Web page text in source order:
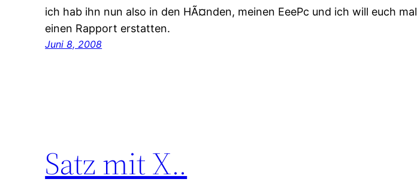
ich hab ihn nun also in den HÃ¤nden, meinen EeePc und ich will euch mal
einen Rapport erstatten.
Juni 8, 2008
Satz mit X..